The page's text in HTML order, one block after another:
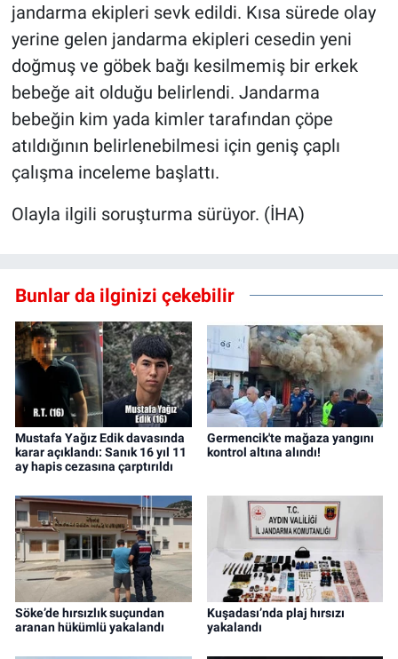
jandarma ekipleri sevk edildi. Kısa sürede olay
yerine gelen jandarma ekipleri cesedin yeni
doğmuş ve göbek bağı kesilmemiş bir erkek
bebeğe ait olduğu belirlendi. Jandarma
bebeğin kim yada kimler tarafından çöpe
atıldığının belirlenebilmesi için geniş çaplı
çalışma inceleme başlattı.
Olayla ilgili soruşturma sürüyor. (İHA)
Bunlar da ilginizi çekebilir
Mustafa Yağız Edik davasında
karar açıklandı: Sanık 16 yıl 11
ay hapis cezasına çarptırıldı
Germencik'te mağaza yangını
kontrol altına alındı!
Söke’de hırsızlık suçundan
aranan hükümlü yakalandı
Kuşadası’nda plaj hırsızı
yakalandı